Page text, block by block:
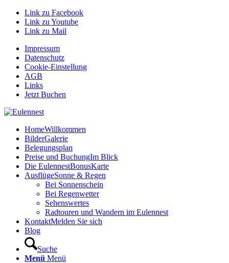
Link zu Facebook
Link zu Youtube
Link zu Mail
Impressum
Datenschutz
Cookie-Einstellung
AGB
Links
Jetzt Buchen
HomeWillkommen
BilderGalerie
Belegungsplan
Preise und BuchungIm Blick
Die EulennestBonusKarte
AusflügeSonne & Regen
Bei Sonnenschein
Bei Regenwetter
Sehenswertes
Radtouren und Wandern im Eulennest
KontaktMelden Sie sich
Blog
Suche
Menü Menü